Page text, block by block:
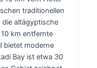
traditionellen
die altägyptische
km entfernte
bietet moderne
Bay ist etwa 30